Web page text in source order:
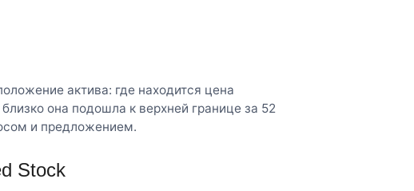
актива: где находится цена
она подошла к верхней границе за 52
и предложением.
Stock